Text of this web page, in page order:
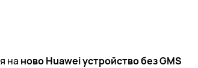
на ново Huawei устройство без GMS